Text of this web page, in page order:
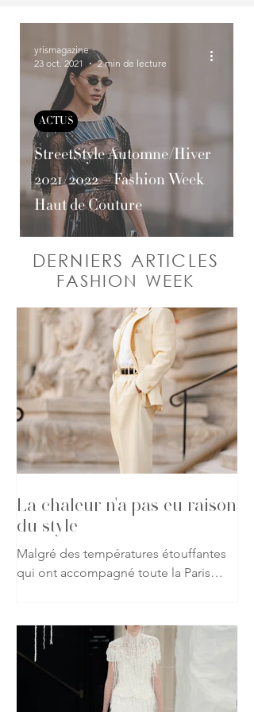
StreetStyle Automne/Hiver
2021/2022 – Fashion Week
Haut de Couture
ACTUS
yrismagazine
23 oct. 2021
2 min de lecture
DERNIERS ARTICLES
FASHION WEEK
La chaleur n'a pas eu raison
du style
Malgré des températures étouffantes
qui ont accompagné toute la Paris
ont répondu présent, affichant leur
attachement à la création jusque dans
les rues de la capitale. Vestes, robes
spectaculaires, matières précieuses ou
silhouettes affirmées : rien n'a semblé